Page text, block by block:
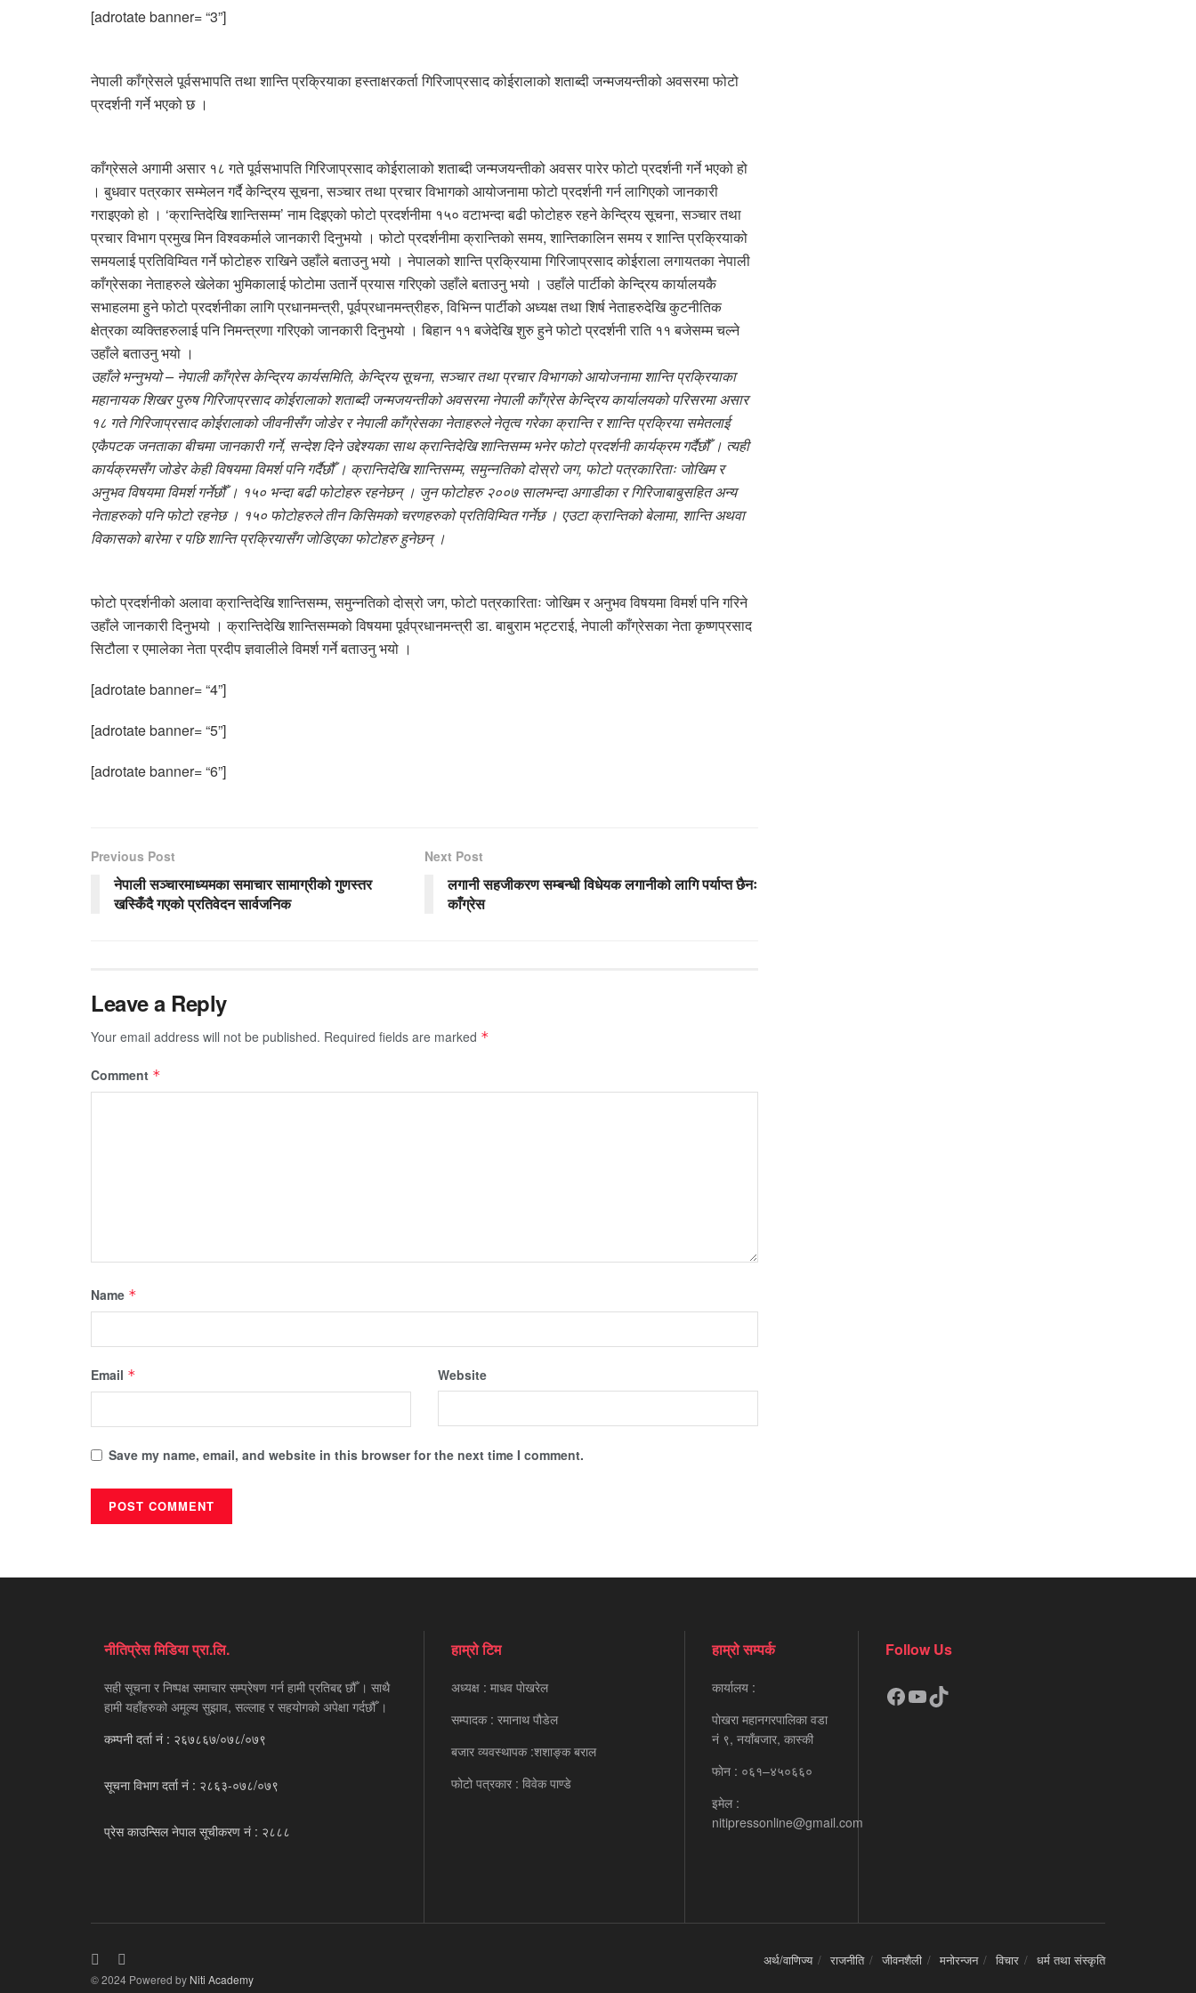
[adrotate banner= “3”]
नेपाली काँग्रेसले पूर्वसभापति तथा शान्ति प्रक्रियाका हस्ताक्षरकर्ता गिरिजाप्रसाद कोईरालाको शताब्दी जन्मजयन्तीको अवसरमा फोटो
प्रदर्शनी गर्ने भएको छ ।
काँग्रेसले अगामी असार १८ गते पूर्वसभापति गिरिजाप्रसाद कोईरालाको शताब्दी जन्मजयन्तीको अवसर पारेर फोटो प्रदर्शनी गर्ने भएको हो
। बुधवार पत्रकार सम्मेलन गर्दै केन्द्रिय सूचना, सञ्चार तथा प्रचार विभागको आयोजनामा फोटो प्रदर्शनी गर्न लागिएको जानकारी
गराइएको हो । ‘क्रान्तिदेखि शान्तिसम्म’ नाम दिइएको फोटो प्रदर्शनीमा १५० वटाभन्दा बढी फोटोहरु रहने केन्द्रिय सूचना, सञ्चार तथा
प्रचार विभाग प्रमुख मिन विश्वकर्माले जानकारी दिनुभयो । फोटो प्रदर्शनीमा क्रान्तिको समय, शान्तिकालिन समय र शान्ति प्रक्रियाको
समयलाई प्रतिविम्वित गर्ने फोटोहरु राखिने उहाँले बताउनु भयो । नेपालको शान्ति प्रक्रियामा गिरिजाप्रसाद कोईराला लगायतका नेपाली
काँग्रेसका नेताहरुले खेलेका भुमिकालाई फोटोमा उतार्ने प्रयास गरिएको उहाँले बताउनु भयो । उहाँले पार्टीको केन्द्रिय कार्यालयकै
सभाहलमा हुने फोटो प्रदर्शनीका लागि प्रधानमन्त्री, पूर्वप्रधानमन्त्रीहरु, विभिन्न पार्टीको अध्यक्ष तथा शिर्ष नेताहरुदेखि कुटनीतिक
क्षेत्रका व्यक्तिहरुलाई पनि निमन्त्रणा गरिएको जानकारी दिनुभयो । बिहान ११ बजेदेखि शुरु हुने फोटो प्रदर्शनी राति ११ बजेसम्म चल्ने
उहाँले बताउनु भयो ।
उहाँले भन्नुभयो – नेपाली काँग्रेस केन्द्रिय कार्यसमिति, केन्द्रिय सूचना, सञ्चार तथा प्रचार विभागको आयोजनामा शान्ति प्रक्रियाका
महानायक शिखर पुरुष गिरिजाप्रसाद कोईरालाको शताब्दी जन्मजयन्तीको अवसरमा नेपाली काँग्रेस केन्द्रिय कार्यालयको परिसरमा असार
१८ गते गिरिजाप्रसाद कोईरालाको जीवनीसँग जोडेर र नेपाली काँग्रेसका नेताहरुले नेतृत्व गरेका क्रान्ति र शान्ति प्रक्रिया समेतलाई
एकैपटक जनताका बीचमा जानकारी गर्ने, सन्देश दिने उद्देश्यका साथ क्रान्तिदेखि शान्तिसम्म भनेर फोटो प्रदर्शनी कार्यक्रम गर्दैछौँ । त्यही
कार्यक्रमसँग जोडेर केही विषयमा विमर्श पनि गर्दैछौँ । क्रान्तिदेखि शान्तिसम्म, समुन्नतिको दोस्रो जग, फोटो पत्रकारिताः जोखिम र
अनुभव विषयमा विमर्श गर्नेछौँ । १५० भन्दा बढी फोटोहरु रहनेछन् । जुन फोटोहरु २००७ सालभन्दा अगाडीका र गिरिजाबाबुसहित अन्य
नेताहरुको पनि फोटो रहनेछ । १५० फोटोहरुले तीन किसिमको चरणहरुको प्रतिविम्वित गर्नेछ । एउटा क्रान्तिको बेलामा, शान्ति अथवा
विकासको बारेमा र पछि शान्ति प्रक्रियासँग जोडिएका फोटोहरु हुनेछन् ।
फोटो प्रदर्शनीको अलावा क्रान्तिदेखि शान्तिसम्म, समुन्नतिको दोस्रो जग, फोटो पत्रकारिताः जोखिम र अनुभव विषयमा विमर्श पनि गरिने
उहाँले जानकारी दिनुभयो । क्रान्तिदेखि शान्तिसम्मको विषयमा पूर्वप्रधानमन्त्री डा. बाबुराम भट्टराई, नेपाली काँग्रेसका नेता कृष्णप्रसाद
सिटौला र एमालेका नेता प्रदीप ज्ञवालीले विमर्श गर्ने बताउनु भयो ।
[adrotate banner= “4”]
[adrotate banner= “5”]
[adrotate banner= “6”]
Previous Post
नेपाली सञ्चारमाध्यमका समाचार सामाग्रीको गुणस्तर
खस्किँदै गएको प्रतिवेदन सार्वजनिक
Next Post
लगानी सहजीकरण सम्बन्धी विधेयक लगानीको लागि पर्याप्त छैनः
काँग्रेस
Leave a Reply
Your email address will not be published. Required fields are marked *
Comment *
Name *
Email * Website
Save my name, email, and website in this browser for the next time I comment.
नीतिप्रेस मिडिया प्रा.लि.
सही सूचना र निष्पक्ष समाचार सम्प्रेषण गर्न हामी प्रतिबद्द छौँ । साथै
हामी यहाँहरुको अमूल्य सुझाव, सल्लाह र सहयोगको अपेक्षा गर्दछौँ ।
कम्पनी दर्ता नं : २६७८६७/०७८/०७९
सूचना विभाग दर्ता नं : २८६३-०७८/०७९
प्रेस काउन्सिल नेपाल सूचीकरण नं : २८८८
हाम्रो टिम
अध्यक्ष : माधव पाेखरेल
सम्पादक : रमानाथ पाैडेल
बजार व्यवस्थापक :शशाङ्क बराल
फोटो पत्रकार : विवेक पाण्डे
हाम्रो सम्पर्क
कार्यालय :
पाेखरा महानगरपालिका वडा
नं ९, नयाँबजार, कास्की
फाेन : ०६१–४५०६६०
इमेल :
nitipressonline@gmail.com
Follow Us
Facebook
YouTube
TikTok
अर्थ/वाणिज्य राजनीति जीवनशैली मनोरन्जन विचार धर्म तथा संस्कृति
© 2024 Powered by Niti Academy